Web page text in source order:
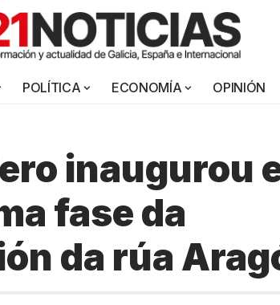
POLÍTICA ECONOMÍA OPINIÓN
inaugurou
fase da
da rúa